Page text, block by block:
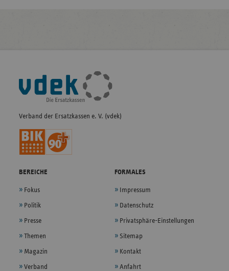
Fußleisten-
Navigation
Verband der Ersatzkassen e. V. (vdek)
BEREICHE
Fokus
Politik
Presse
Themen
Magazin
Verband
FORMALES
Impressum
Datenschutz
Privatsphäre-Einstellungen
Sitemap
Kontakt
Anfahrt